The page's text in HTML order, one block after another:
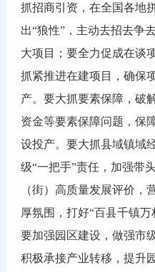
抓招商引资，在全国各地
出“狼性”，主动去招去争
大项目；要全力促成在谈
抓紧推进在建项目，确保
产。要大抓要素保障，破
资金等要素保障问题，保
设投产。要大抓县域镇域
级“一把手”责任，加强带
（街）高质量发展评价，
厚氛围，打好“百县千镇万
要加强园区建设，做强市
积极承接产业转移，提升